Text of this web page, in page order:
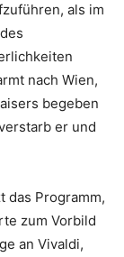
als im
nach Wien,
begeben
er und
das Programm,
zum Vorbild
an Vivaldi,